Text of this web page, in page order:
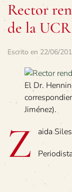
Rector
de la UCR
Escrito en 22/06/
El Dr.
Jiménez).
Z
aida